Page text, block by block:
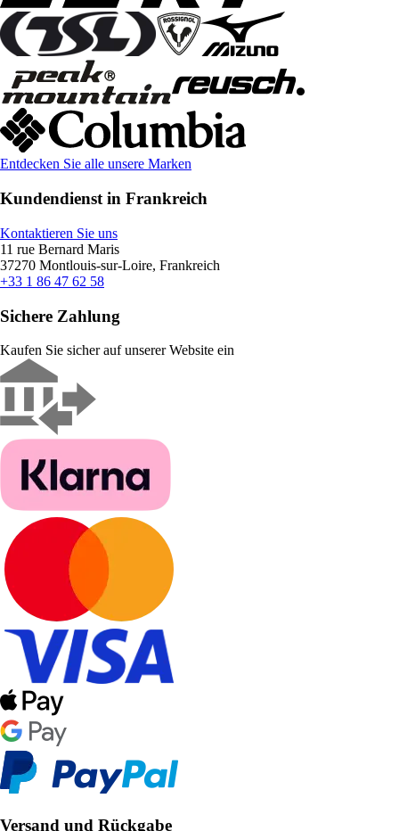
Entdecken Sie alle unsere Marken
Kundendienst in Frankreich
Kontaktieren Sie uns
11 rue Bernard Maris
37270 Montlouis-sur-Loire, Frankreich
+33 1 86 47 62 58
Sichere Zahlung
Kaufen Sie sicher auf unserer Website ein
Versand und Rückgabe